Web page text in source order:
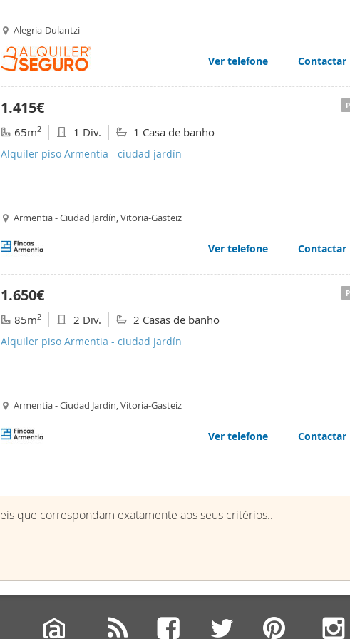
Alegria-Dulantzi
Ver telefone Contactar
1.415€
65m2 1 Div. 1 Casa de banho
Alquiler piso Armentia - ciudad jardín
Armentia - Ciudad Jardín, Vitoria-Gasteiz
Ver telefone Contactar
1.650€
85m2 2 Div. 2 Casas de banho
Alquiler piso Armentia - ciudad jardín
Armentia - Ciudad Jardín, Vitoria-Gasteiz
Ver telefone Contactar
que correspondam exatamente aos seus critérios..